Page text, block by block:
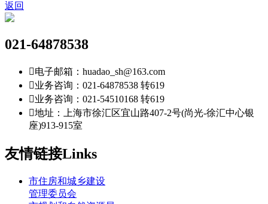
返回
021-64878538
电子邮箱：huadao_sh@163.com
业务咨询：021-64878538 转619
业务咨询：021-54510168 转619
地址：上海市徐汇区宜山路407-2号(尚光-徐汇中心银
座)913-915室
友情链接Links
市住房和城乡建设
管理委员会